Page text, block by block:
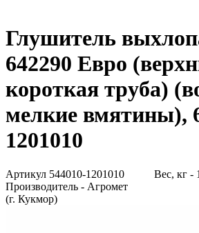
Глушитель
642290 Евро
короткая труба)
мелкие вмятины),
1201010
Артикул 544010-1201010
Производитель - Агромет
(г. Кукмор)
Вес, кг -